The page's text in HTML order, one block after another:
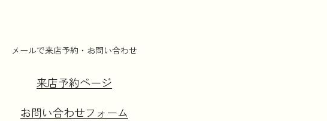
メールで来店予約・お問い合わせ
来店予約ページ
お問い合わせフォーム